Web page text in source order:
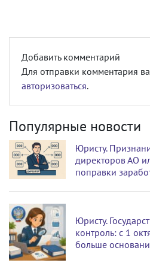
Добавить комментарий
Для отправки комментария
авторизоваться.
Популярные новости
Юристу.
директоров АО
поправки
Юристу.
контроль: с 1
больше